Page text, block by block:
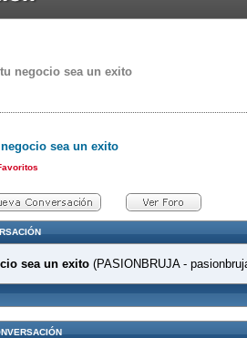
negocio sea un exito
sea un exito
sea un exito(PASIONBRUJA -